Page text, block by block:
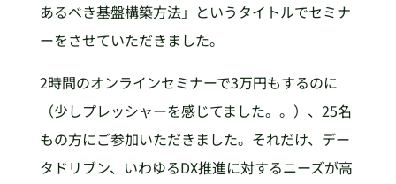
あるべき基盤構築方法」というタイトルでセミナ
ーをさせていただきました。
2時間のオンラインセミナーで3万円もするのに
（少しプレッシャーを感じてました。。）、25名
もの方にご参加いただきました。それだけ、デー
タドリブン、いわゆるDX推進に対するニーズが高